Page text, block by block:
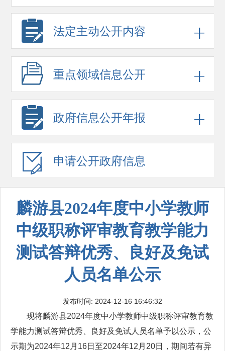
法定主动公开内容
重点领域信息公开
政府信息公开年报
申请公开政府信息
麟游县2024年度中小学教师
中级职称评审教育教学能力
测试答辩优秀、良好及免试
人员名单公示
发布时间: 2024-12-16 16:46:32
现将麟游县2024年度中小学教师中级职称评审教育教
学能力测试答辩优秀、良好及免试人员名单予以公示，公
示期为2024年12月16日至2024年12月20日，期间若有异